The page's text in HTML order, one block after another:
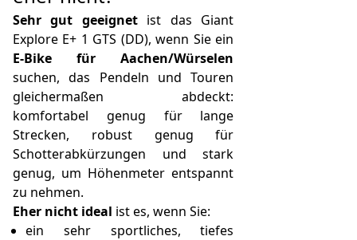
Sehr gut geeignetist das Giant
Explore E+ 1 GTS (DD), wenn Sie ein
E‑Bike für Aachen/Würselen
suchen, das Pendeln und Touren
gleichermaßen abdeckt:
komfortabel genug für lange
Strecken, robust genug für
Schotterabkürzungen und stark
genug, um Höhenmeter entspannt
zu nehmen.
Eher nicht ideal ist es, wenn Sie:
ein sehr sportliches, tiefes